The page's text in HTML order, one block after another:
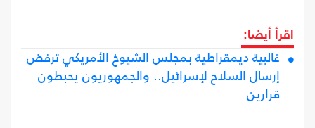
اقرأ أيضا:
غالبية ديمقراطية بمجلس الشيوخ الأمريكي ترفض
إرسال السلاح لإسرائيل.. والجمهوريون يحبطون
قرارين